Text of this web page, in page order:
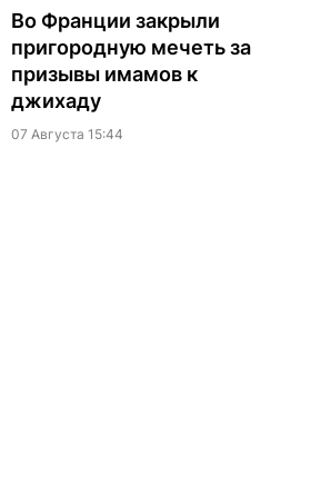
Во Франции закрыли
пригородную мечеть за
призывы имамов к
джихаду
07 Августа 15:44